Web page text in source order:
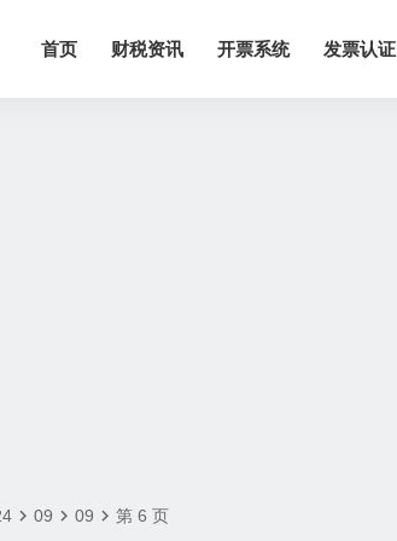
首页 财税资讯 开票系统 发票认证
09 09 第 6 页